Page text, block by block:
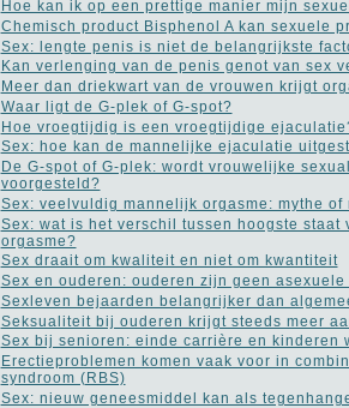
Hoe kan ik op een prettige manier mijn
Chemisch product Bisphenol A kan sexuele
Sex: lengte penis is niet de belangrijkste
Kan verlenging van de penis genot van sex
Meer dan driekwart van de vrouwen krijgt
Waar ligt de G-plek of G-spot?
Hoe vroegtijdig is een vroegtijdige
Sex: hoe kan de mannelijke ejaculatie
De G-spot of G-plek: wordt vrouwelijke
voorgesteld?
Sex: veelvuldig mannelijk orgasme: mythe of
Sex: wat is het verschil tussen hoogste
orgasme?
Sex draait om kwaliteit en niet om kwantiteit
Sex en ouderen: ouderen zijn geen asexuele
Sexleven bejaarden belangrijker dan
Seksualiteit bij ouderen krijgt steeds meer
Sex bij senioren: einde carrière en kinderen
Erectieproblemen komen vaak voor in
syndroom (RBS)
Sex: nieuw geneesmiddel kan als